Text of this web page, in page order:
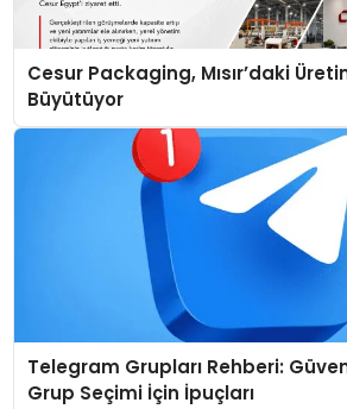
Cesur Packaging, Mısır’daki
Büyütüyor
Telegram Grupları Rehberi:
Grup Seçimi İçin İpuçları